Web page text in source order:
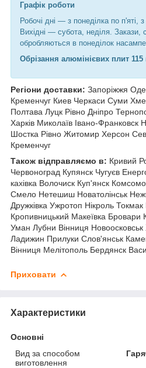
Графік роботи
Робочі дні — з понеділка по п'яті,
Вихідні — субота, неділя. Закази,
обробляються в понеділок
Обрізання алюмінієвих плит
Регіони доставки: Запоріжжя
Кременчуг Киев Черкаси Суми
Полтава Луцк Рівно Дніпро
Харків Миколаїв Івано-Франковск
Шостка Рівно Житомир Херсон
Кременчуг
Також відправляємо в: Кривий
Червоноград Купянск Чугуєв
кахівка Волочиск Куп'янск
Смело Нетешиш Новатолінськ
Дружківка Ужротоп Нікроль
Кропивницький Макеївка Бровари
Уман Лубни Вінниця Новоосковськ
Ладижин Прилуки Слов'янськ
Вінниця Мелітополь Бердянск
Приховати
Характеристики
Основні
Вид за способом
виготовлення